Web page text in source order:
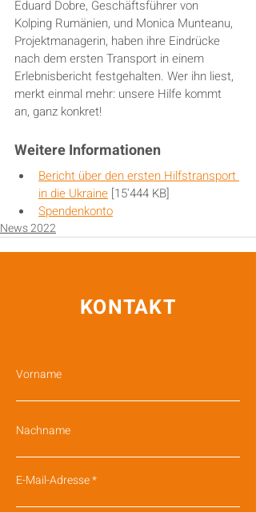
Eduard Dobre, Geschäftsführer von
Kolping Rumänien, und Monica Munteanu,
Projektmanagerin, haben ihre Eindrücke
nach dem ersten Transport in einem
Erlebnisbericht festgehalten. Wer ihn liest,
merkt einmal mehr: unsere Hilfe kommt
an, ganz konkret!
Weitere Informationen
Bericht über den ersten Hilfstransport
in die Ukraine [15'444 KB]
Spendenkonto
News 2022
KONTAKT
Vorname
Nachname
E-Mail-Adresse